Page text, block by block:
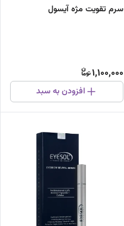
سرم تقویت مژه آیسول
1,100,000
افزودن به سبد